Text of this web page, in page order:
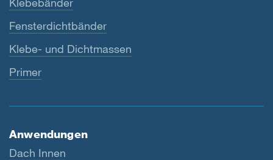
Fensterdichtbänder
Klebe- und Dichtmassen
Primer
Anwendungen
Dach Innen